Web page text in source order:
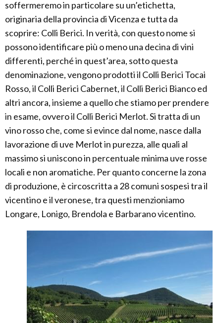
soffermeremo in particolare su un’etichetta,
originaria della provincia di Vicenza e tutta da
scoprire: Colli Berici. In verità, con questo nome si
possono identificare più o meno una decina di vini
differenti, perché in quest’area, sotto questa
denominazione, vengono prodotti il Colli Berici Tocai
Rosso, il Colli Berici Cabernet, il Colli Berici Bianco ed
altri ancora, insieme a quello che stiamo per prendere
in esame, ovvero il Colli Berici Merlot. Si tratta di un
vino rosso che, come si evince dal nome, nasce dalla
lavorazione di uve Merlot in purezza, alle quali al
massimo si uniscono in percentuale minima uve rosse
locali e non aromatiche. Per quanto concerne la zona
di produzione, è circoscritta a 28 comuni sospesi tra il
vicentino e il veronese, tra questi menzioniamo
Longare, Lonigo, Brendola e Barbarano vicentino.